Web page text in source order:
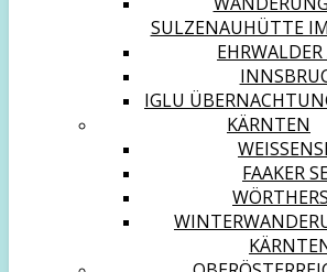
SULZENAUHÜTTE
IGLU
KÄRNTEN
FAAKER